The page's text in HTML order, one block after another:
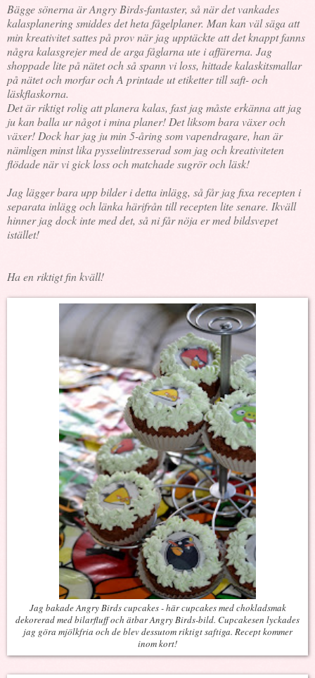
Bägge sönerna är Angry Birds-fantaster, så när det vankades
kalasplanering smiddes det heta fågelplaner. Man kan väl säga att
min kreativitet sattes på prov när jag upptäckte att det knappt fanns
några kalasgrejer med de arga fåglarna ute i affärerna. Jag
shoppade lite på nätet och så spann vi loss, hittade kalaskitsmallar
på nätet och morfar och A printade ut etiketter till saft- och
läskflaskorna.
Det är riktigt rolig att planera kalas, fast jag måste erkänna att jag
ju kan balla ur något i mina planer! Det liksom bara växer och
växer! Dock har jag ju min 5-åring som vapendragare, han är
nämligen minst lika pysselintresserad som jag och kreativiteten
flödade när vi gick loss och matchade sugrör och läsk!
Jag lägger bara upp bilder i detta inlägg, så får jag fixa recepten i
separata inlägg och länka härifrån till recepten lite senare. Ikväll
hinner jag dock inte med det, så ni får nöja er med bildsvepet
istället!
Ha en riktigt fin kväll!
Jag bakade Angry Birds cupcakes - här cupcakes med chokladsmak
dekorerad med bilarfluff och ätbar Angry Birds-bild. Cupcakesen lyckades
jag göra mjölkfria och de blev dessutom riktigt saftiga. Recept kommer
inom kort!